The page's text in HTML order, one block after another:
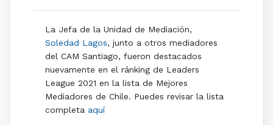
La Jefa de la Unidad de Mediación,
Soledad Lagos, junto a otros mediadores
del CAM Santiago, fueron destacados
nuevamente en el ránking de Leaders
League 2021 en la lista de Mejores
Mediadores de Chile. Puedes revisar la lista
completa aquí